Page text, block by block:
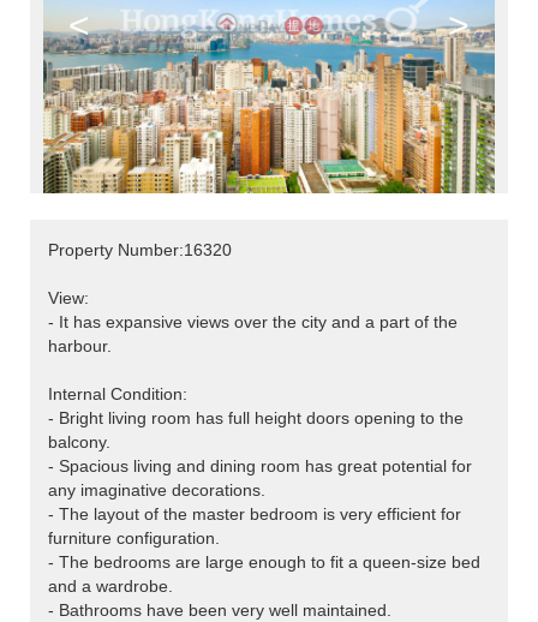
< >
Property Number:16320
View:
- It has expansive views over the city and a part of the
harbour.
Internal Condition:
- Bright living room has full height doors opening to the
balcony.
- Spacious living and dining room has great potential for
any imaginative decorations.
- The layout of the master bedroom is very efficient for
furniture configuration.
- The bedrooms are large enough to fit a queen-size bed
and a wardrobe.
- Bathrooms have been very well maintained.